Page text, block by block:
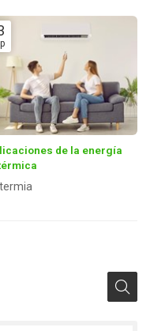
de la energía